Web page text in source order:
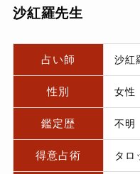
沙紅羅先生
占い師 沙紅
性別 女性
鑑定歴 不明
得意占術 タロ